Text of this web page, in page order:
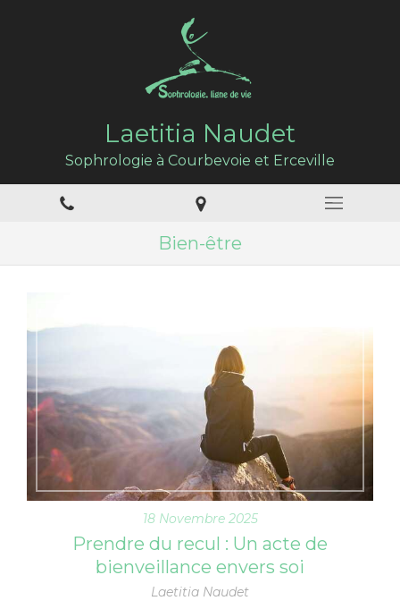
Laetitia Naudet
Sophrologie à Courbevoie et Erceville
Bien-être
18 Novembre 2025
Prendre du recul : Un acte de
bienveillance envers soi
Laetitia Naudet